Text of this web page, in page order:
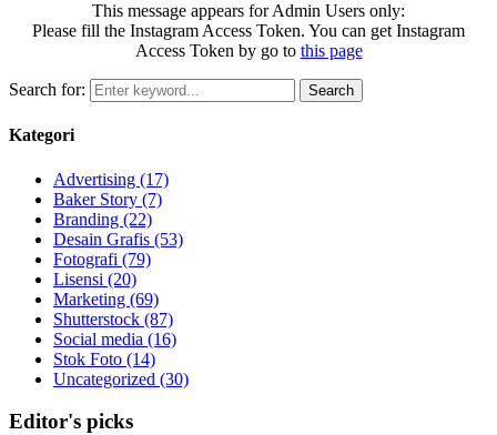
This message appears for Admin Users only:
Please fill the Instagram Access Token. You can get Instagram
Access Token by go to this page
Search for: Search
Kategori
Advertising (17)
Baker Story (7)
Branding (22)
Desain Grafis (53)
Fotografi (79)
Lisensi (20)
Marketing (69)
Shutterstock (87)
Social media (16)
Stok Foto (14)
Uncategorized (30)
Editor's picks